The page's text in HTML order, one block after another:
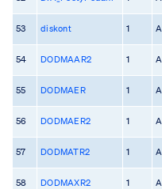
53 diskont 1 A
54 DODMAAR2 1 A
55 DODMAER 1 A
56 DODMAER2 1 A
57 DODMATR2 1 A
58 DODMAXR2 1 A